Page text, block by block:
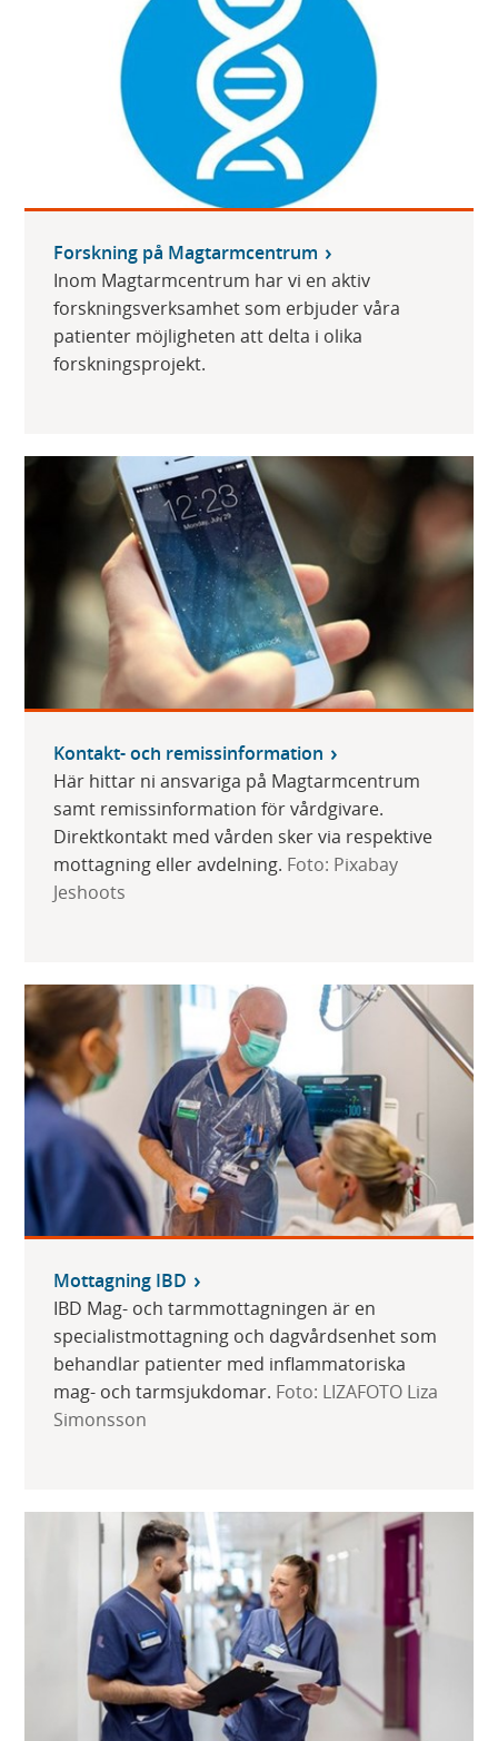
Forskning på Magtarmcentrum
Inom Magtarmcentrum har vi en aktiv
forskningsverksamhet som erbjuder våra
patienter möjligheten att delta i olika
forskningsprojekt.
Kontakt- och remissinformation
Här hittar ni ansvariga på Magtarmcentrum
samt remissinformation för vårdgivare.
Direktkontakt med vården sker via respektive
mottagning eller avdelning. Foto: Pixabay
Jeshoots
Mottagning IBD
IBD Mag- och tarmmottagningen är en
specialistmottagning och dagvårdsenhet som
behandlar patienter med inflammatoriska
mag- och tarmsjukdomar. Foto: LIZAFOTO Liza
Simonsson